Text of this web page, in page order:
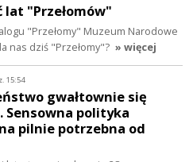
lat "Przełomów"
"Przełomy" Muzeum Narodowe
nas dziś "Przełomy"? » więcej
15:54
gwałtownie się
Sensowna polityka
pilnie potrzebna od